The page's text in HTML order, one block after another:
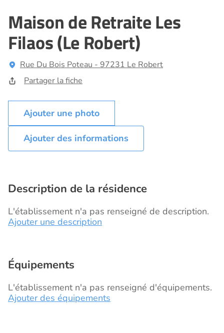
Maison de Retraite Les
Filaos (Le Robert)
Rue Du Bois Poteau - 97231 Le Robert
Partager la fiche
Ajouter des informations
Description de la résidence
L'établissement n'a pas renseigné de description.
Ajouter une description
Équipements
L'établissement n'a pas renseigné d'équipements.
Ajouter des équipements